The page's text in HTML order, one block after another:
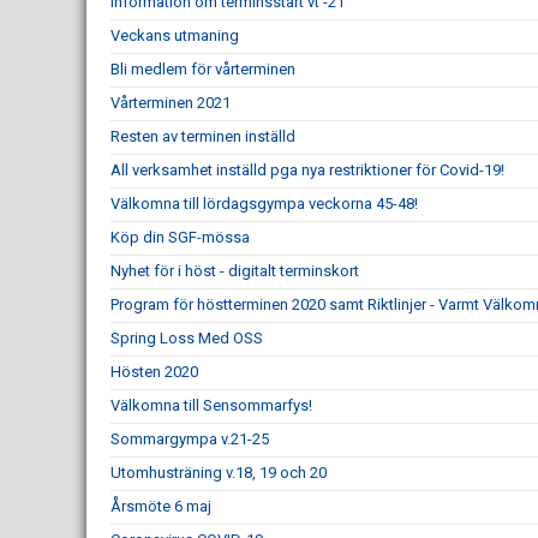
Veckans utmaning
Bli medlem för vårterminen
Vårterminen 2021
Resten av terminen inställd
All verksamhet inställd pga nya restriktioner för Covid-19!
Välkomna till lördagsgympa veckorna 45-48!
Köp din SGF-mössa
Nyhet för i höst - digitalt terminskort
Program för höstterminen 2020 samt Riktlinjer - Varmt
Spring Loss Med OSS
Hösten 2020
Välkomna till Sensommarfys!
Sommargympa v.21-25
Utomhusträning v.18, 19 och 20
Årsmöte 6 maj